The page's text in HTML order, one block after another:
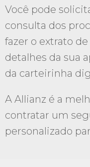
Você pode
consulta dos
fazer o extrato
detalhes da sua
da carteirinha
A Allianz é a
contratar um
personalizado